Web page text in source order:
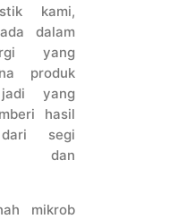
kami,
dalam
yang
produk
yang
hasil
segi
dan
mikrob